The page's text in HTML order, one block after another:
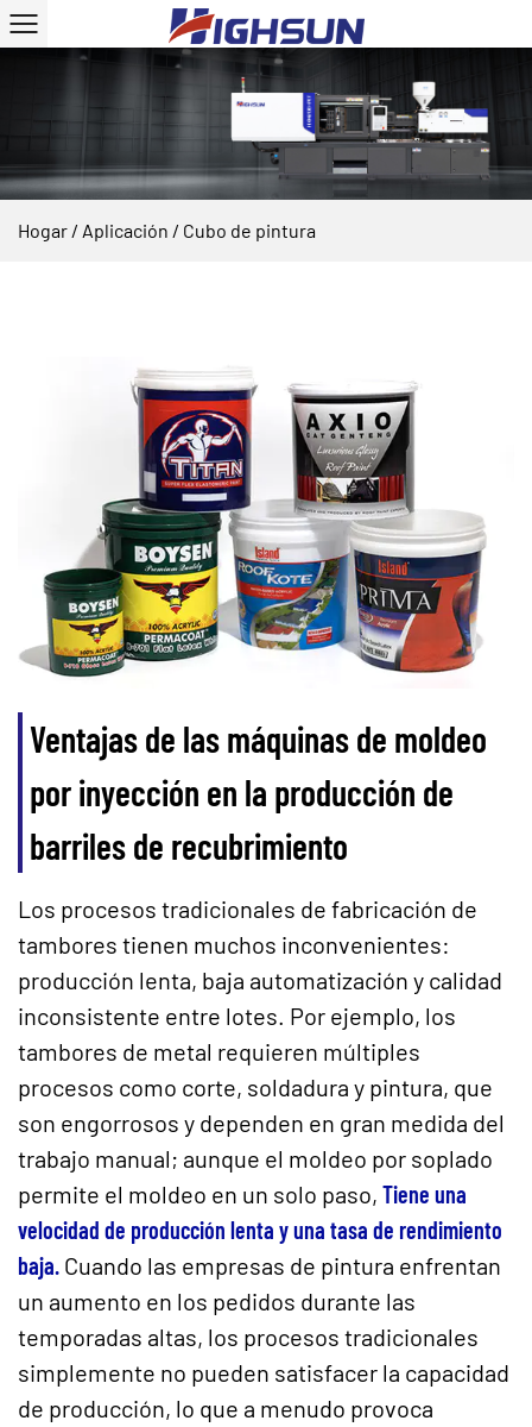
Hogar / Aplicación / Cubo de pintura
Ventajas de las máquinas de moldeo
por inyección en la producción de
barriles de recubrimiento
Los procesos tradicionales de fabricación de
tambores tienen muchos inconvenientes:
producción lenta, baja automatización y calidad
inconsistente entre lotes. Por ejemplo, los
tambores de metal requieren múltiples
procesos como corte, soldadura y pintura, que
son engorrosos y dependen en gran medida del
trabajo manual; aunque el moldeo por soplado
permite el moldeo en un solo paso, Tiene una
velocidad de producción lenta y una tasa de rendimiento
baja. Cuando las empresas de pintura enfrentan
un aumento en los pedidos durante las
temporadas altas, los procesos tradicionales
simplemente no pueden satisfacer la capacidad
de producción, lo que a menudo provoca